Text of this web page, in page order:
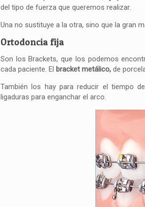
del tipo de fuerza que queremos realizar.
Una no sustituye a la otra, sino que la gran
Ortodoncia fija
Son los Brackets, que los podemos
cada paciente. El bracket metálico,de
También los hay para reducir el tiempo
ligaduras para enganchar el arco.